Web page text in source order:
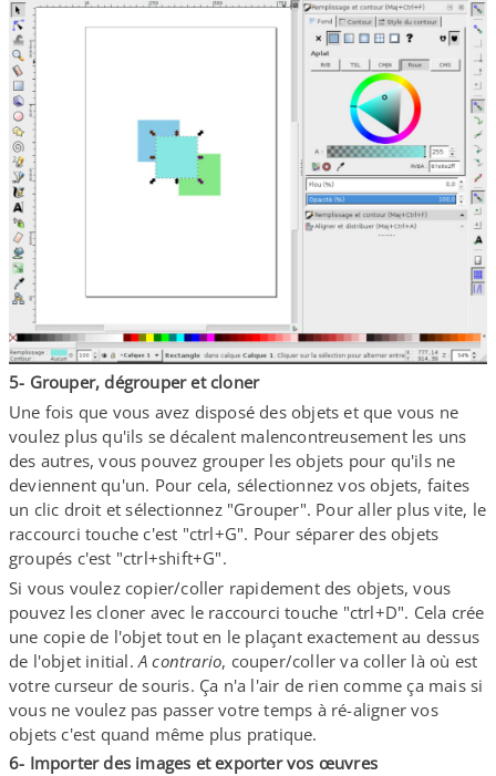
5- Grouper, dégrouper et cloner
Une fois que vous avez disposé des objets et que vous ne
voulez plus qu'ils se décalent malencontreusement les uns
des autres, vous pouvez grouper les objets pour qu'ils ne
deviennent qu'un. Pour cela, sélectionnez vos objets, faites
un clic droit et sélectionnez "Grouper". Pour aller plus vite, le
raccourci touche c'est "ctrl+G". Pour séparer des objets
groupés c'est "ctrl+shift+G".
Si vous voulez copier/​coller rapidement des objets, vous
pouvez les cloner avec le raccourci touche "ctrl+D". Cela crée
une copie de l'objet tout en le plaçant exactement au dessus
de l'objet initial. A contrario, couper/​coller va coller là où est
votre curseur de souris. Ça n'a l'air de rien comme ça mais si
vous ne voulez pas passer votre temps à ré-​aligner vos
objets c'est quand même plus pratique.
6- Importer des images et exporter vos œuvres